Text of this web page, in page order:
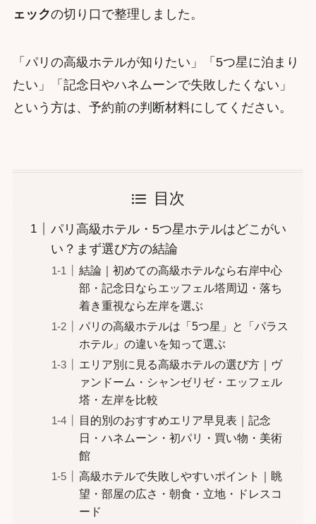
ェックの切り口で整理しました。
「パリの高級ホテルが知りたい」「5つ星に泊まり
たい」「記念日やハネムーンで失敗したくない」
という方は、予約前の判断材料にしてください。
目次
パリ高級ホテル・5つ星ホテルはどこがい
い？まず選び方の結論
結論｜初めての高級ホテルなら右岸中心
部・記念日ならエッフェル塔周辺・落ち
着き重視なら左岸を選ぶ
パリの高級ホテルは「5つ星」と「パラス
ホテル」の違いを知って選ぶ
エリア別に見る高級ホテルの選び方｜ヴ
ァンドーム・シャンゼリゼ・エッフェル
塔・左岸を比較
目的別のおすすめエリア早見表｜記念
日・ハネムーン・初パリ・買い物・美術
館
高級ホテルで失敗しやすいポイント｜眺
望・部屋の広さ・朝食・立地・ドレスコ
ード